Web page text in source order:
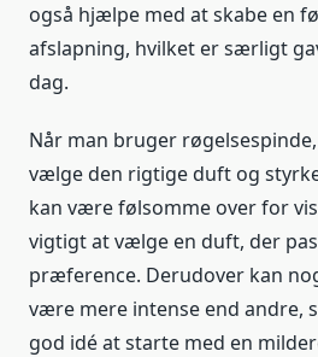
også hjælpe med at skabe en
afslapning, hvilket er særligt
dag.
Når man bruger
vælge den rigtige duft og
kan være følsomme over for
vigtigt at vælge en duft, der
præference. Derudover kan
være mere intense end andre,
god idé at starte med en